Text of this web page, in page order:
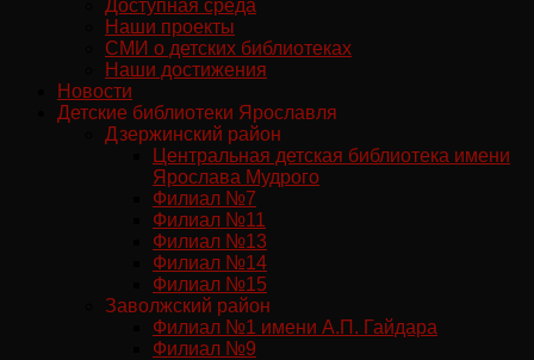
Доступная среда
Наши проекты
СМИ о детских библиотеках
Наши достижения
Новости
Детские библиотеки Ярославля
Дзержинский район
Центральная детская библиотека имени
Ярослава Мудрого
Филиал №7
Филиал №11
Филиал №13
Филиал №14
Филиал №15
Заволжский район
Филиал №1 имени А.П. Гайдара
Филиал №9